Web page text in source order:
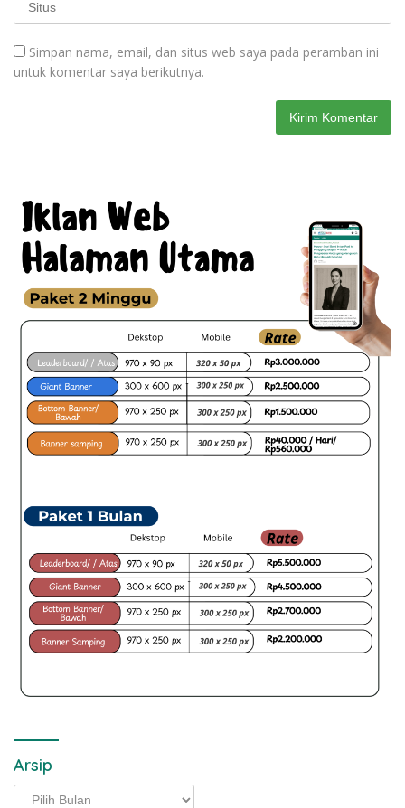
Simpan nama, email, dan situs web saya pada peramban ini
untuk komentar saya berikutnya.
Arsip
Arsip